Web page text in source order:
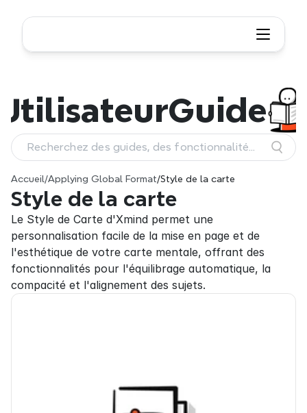
Accueil/Applying Global Format/Style de la carte
Style de la carte
Le Style de Carte d'Xmind permet une
personnalisation facile de la mise en page et de
l'esthétique de votre carte mentale, offrant des
fonctionnalités pour l'équilibrage automatique, la
compacité et l'alignement des sujets.
Guide
Recherchez des guides, des fonctionnalités
et des workflows